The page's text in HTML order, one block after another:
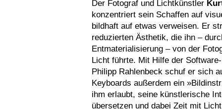
Der Fotograf und Lichtkünstler
konzentriert sein Schaffen auf
bildhaft auf etwas verweisen. Er
reduzierten Ästhetik, die ihn –
Entmaterialisierung – von der
Licht führte. Mit Hilfe der
Philipp Rahlenbeck schuf er sich
Keyboards außerdem ein
ihm erlaubt, seine künstlerische
übersetzen und dabei Zeit mit